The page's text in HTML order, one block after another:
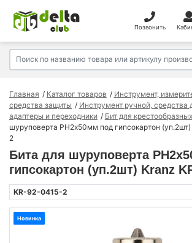
Позвонить
Главная Каталог товаров
Инструмент,
средства защиты
Инструмент ручной, средства
адаптеры и переходники
Бит для
шуруповерта PH2х50мм под гипсокартон
2
Бита для шуруповерта
гипсокартон (уп.2шт) Kranz
KR-92-0415-2
Новинка